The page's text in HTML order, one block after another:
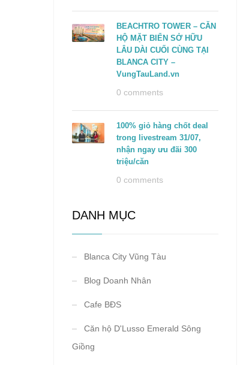
BEACHTRO TOWER – CĂN
HỘ MẶT BIỂN SỞ HỮU
LÂU DÀI CUỐI CÙNG TẠI
BLANCA CITY –
VungTauLand.vn
0 comments
100% giỏ hàng chốt deal
trong livestream 31/07,
nhận ngay ưu đãi 300
triệu/căn
0 comments
DANH MỤC
Blanca City Vũng Tàu
Blog Doanh Nhân
Cafe BĐS
Căn hộ D'Lusso Emerald Sông
Giồng